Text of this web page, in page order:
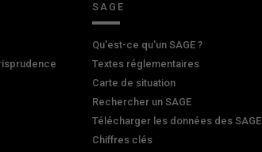
SAGE
Qu'est-ce qu'un SAGE ?
Textes réglementaires
Carte de situation
Rechercher un SAGE
Télécharger les données des SAGE
Chiffres clés